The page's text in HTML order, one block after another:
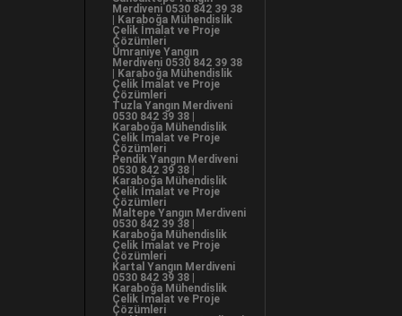
Merdiveni 0530 842 39 38
| Karaboğa Mühendislik
Çelik İmalat ve Proje
Çözümleri
Ümraniye Yangın
Merdiveni 0530 842 39 38
| Karaboğa Mühendislik
Çelik İmalat ve Proje
Çözümleri
Tuzla Yangın Merdiveni
0530 842 39 38 |
Karaboğa Mühendislik
Çelik İmalat ve Proje
Çözümleri
Pendik Yangın Merdiveni
0530 842 39 38 |
Karaboğa Mühendislik
Çelik İmalat ve Proje
Çözümleri
Maltepe Yangın Merdiveni
0530 842 39 38 |
Karaboğa Mühendislik
Çelik İmalat ve Proje
Çözümleri
Kartal Yangın Merdiveni
0530 842 39 38 |
Karaboğa Mühendislik
Çelik İmalat ve Proje
Çözümleri